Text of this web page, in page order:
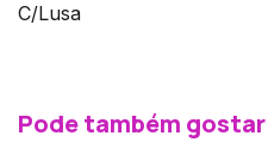
C/Lusa
Pode também gostar